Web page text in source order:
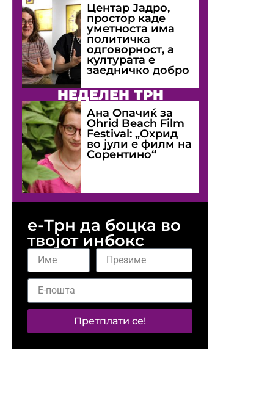
Центар Јадро,
простор каде
уметноста има
политичка
одговорност, а
културата е
заедничко добро
НЕДЕЛЕН ТРН
Ана Опачиќ за
Оhrid Beach Film
Festival: „Охрид
во јули е филм на
Сорентино“
е-Трн да боцка во
твојот инбокс
Претплати се!